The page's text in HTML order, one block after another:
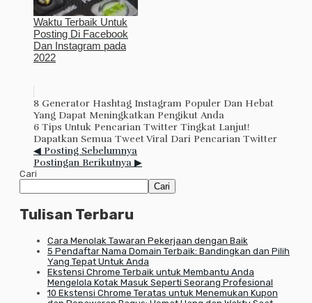
Waktu Terbaik Untuk
Posting Di Facebook
Dan Instagram pada
2022
8 Generator Hashtag Instagram Populer Dan Hebat
Yang Dapat Meningkatkan Pengikut Anda
6 Tips Untuk Pencarian Twitter Tingkat Lanjut!
Dapatkan Semua Tweet Viral Dari Pencarian Twitter
◀ Posting Sebelumnya
Postingan Berikutnya ▶
Cari
Cari
Tulisan Terbaru
Cara Menolak Tawaran Pekerjaan dengan Baik
5 Pendaftar Nama Domain Terbaik: Bandingkan dan Pilih
Yang Tepat Untuk Anda
Ekstensi Chrome Terbaik untuk Membantu Anda
Mengelola Kotak Masuk Seperti Seorang Profesional
10 Ekstensi Chrome Teratas untuk Menemukan Kupon